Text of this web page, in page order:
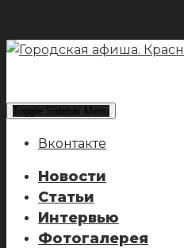
Toggle Sidebar Menu
Вконтакте
Новости
Статьи
Интервью
Фотогалерея